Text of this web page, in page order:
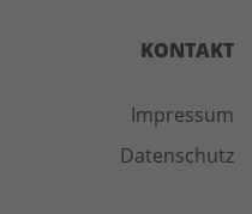
KONTAKT
Impressum
Datenschutz